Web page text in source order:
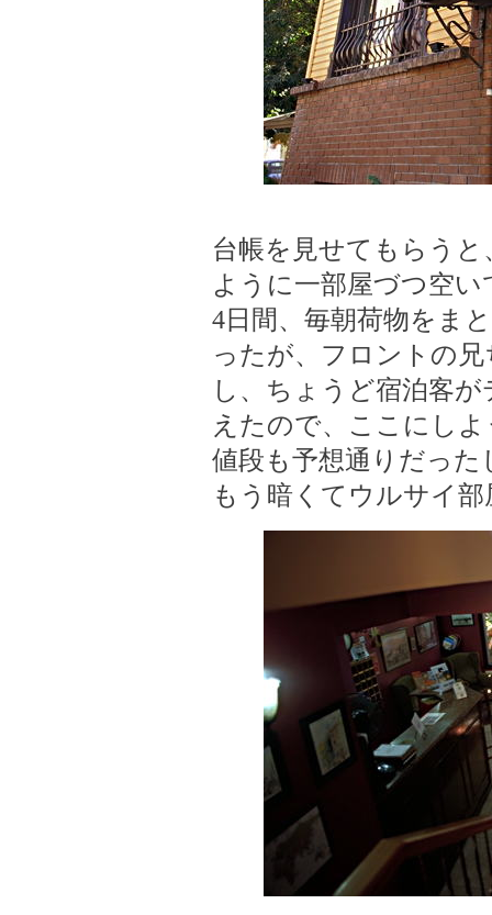
台帳を見せてもらう
ように一部屋づつ空い
4日間、毎朝荷物をま
ったが、フロントの
し、ちょうど宿泊客
えたので、ここにし
値段も予想通りだった
もう暗くてウルサイ